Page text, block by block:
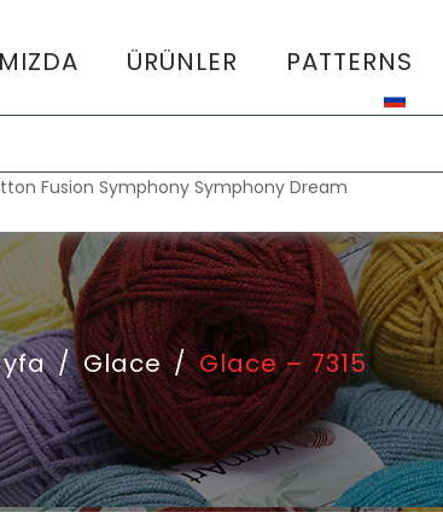
ÜRÜNLER PATTERNS
Fusion Symphony Symphony Dream
/ Glace / Glace – 7315